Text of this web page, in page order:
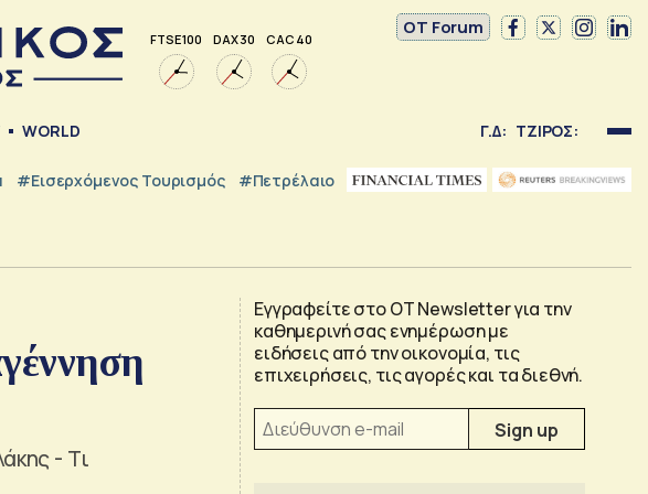
FTSE 100 DAX 30 CAC 40
OT Forum
WORLD Γ.Δ: ΤΖΙΡΟΣ:
#εισερχόμενος Τουρισμός #Πετρέλαιο
- Τι
Εγγραφείτε στο OT Newsletter για την
καθημερινή σας ενημέρωση με
ειδήσεις από την οικονομία, τις
επιχειρήσεις, τις αγορές και τα διεθνή.